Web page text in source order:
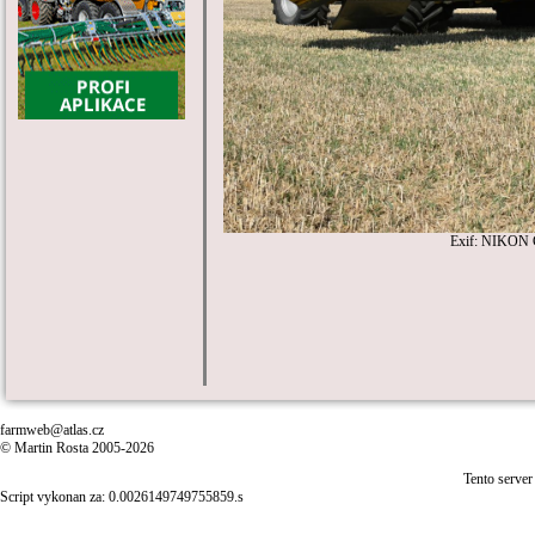
Exif: NIKON
farmweb@atlas.cz
© Martin Rosta 2005-2026
Tento
Script vykonan za: 0.0026149749755859.s